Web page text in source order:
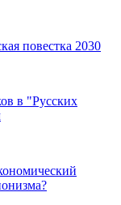
повестка 2030
в "Русских